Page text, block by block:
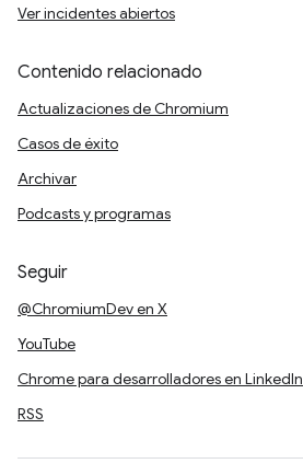
Ver incidentes abiertos
Contenido relacionado
Actualizaciones de Chromium
Casos de éxito
Archivar
Podcasts y programas
Seguir
@ChromiumDev en X
YouTube
Chrome para desarrolladores en LinkedIn
RSS